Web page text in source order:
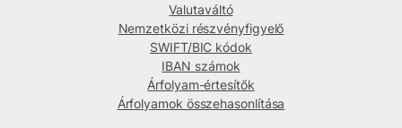
Valutaváltó
Nemzetközi részvényfigyelő
SWIFT/BIC kódok
IBAN számok
Árfolyam-értesítők
Árfolyamok összehasonlítása